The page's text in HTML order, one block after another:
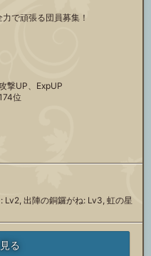
で頑張る団員募集！
撃UP、ExpUP
位
Lv2, 出陣の銅鑼がね: Lv3, 虹の星
る